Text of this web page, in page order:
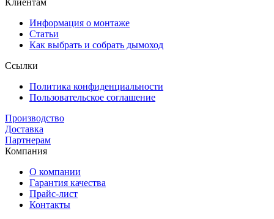
Клиентам
Информация о монтаже
Статьи
Как выбрать и собрать дымоход
Ссылки
Политика конфиденциальности
Пользовательское соглашение
Производство
Доставка
Партнерам
Компания
О компании
Гарантия качества
Прайс-лист
Контакты